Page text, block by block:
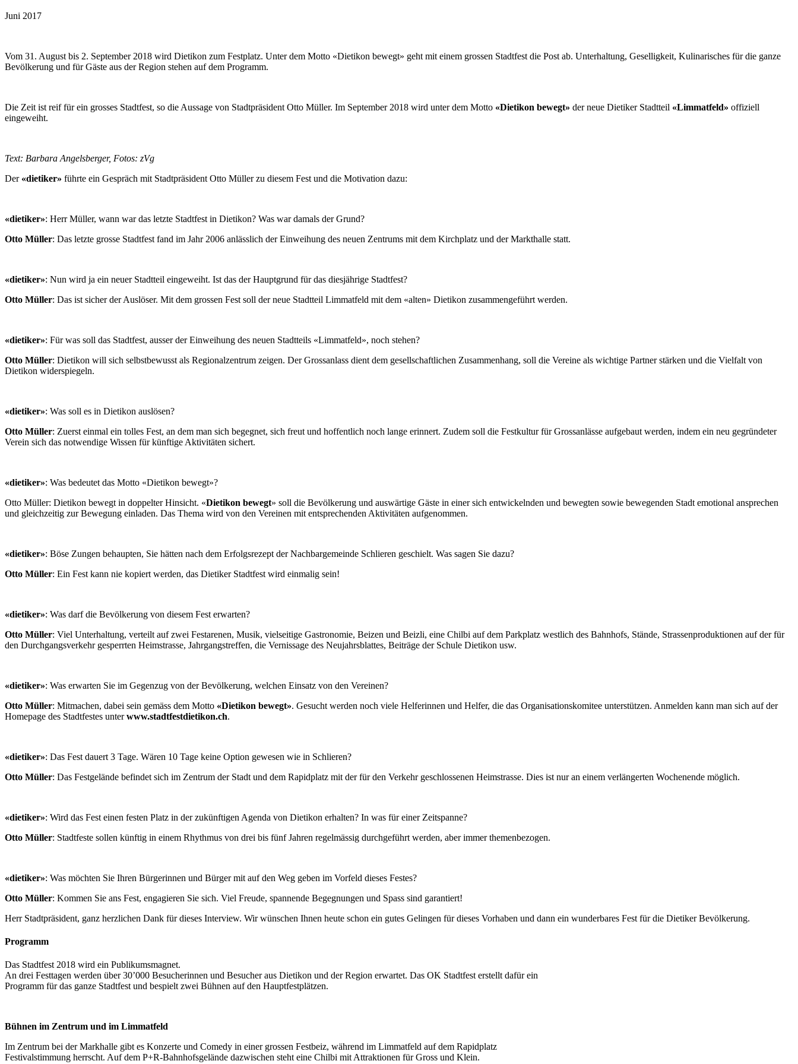
Juni 2017
Vom 31. August bis 2. September 2018 wird Dietikon zum Festplatz. Unter dem Motto «Dietikon bewegt» geht mit einem grossen Stadtfest die Post ab. Unterhaltung, Geselligkeit, Kulinarisches für die ganze
Bevölkerung und für Gäste aus der Region stehen auf dem Programm.
Die Zeit ist reif für ein grosses Stadtfest, so die Aussage von Stadtpräsident Otto Müller. Im September 2018 wird unter dem Motto «Dietikon bewegt» der neue Dietiker Stadtteil «Limmatfeld» offiziell
eingeweiht.
Text: Barbara Angelsberger, Fotos: zVg
Der «dietiker» führte ein Gespräch mit Stadtpräsident Otto Müller zu diesem Fest und die Motivation dazu:
«dietiker»: Herr Müller, wann war das letzte Stadtfest in Dietikon? Was war damals der Grund?
Otto Müller: Das letzte grosse Stadtfest fand im Jahr 2006 anlässlich der Einweihung des neuen Zentrums mit dem Kirchplatz und der Markthalle statt.
«dietiker»: Nun wird ja ein neuer Stadtteil eingeweiht. Ist das der Hauptgrund für das diesjährige Stadtfest?
Otto Müller: Das ist sicher der Auslöser. Mit dem grossen Fest soll der neue Stadtteil Limmatfeld mit dem «alten» Dietikon zusammengeführt werden.
«dietiker»: Für was soll das Stadtfest, ausser der Einweihung des neuen Stadtteils «Limmatfeld», noch stehen?
Otto Müller: Dietikon will sich selbstbewusst als Regionalzentrum zeigen. Der Grossanlass dient dem gesellschaftlichen Zusammenhang, soll die Vereine als wichtige Partner stärken und die Vielfalt von
Dietikon widerspiegeln.
«dietiker»: Was soll es in Dietikon auslösen?
Otto Müller: Zuerst einmal ein tolles Fest, an dem man sich begegnet, sich freut und hoffentlich noch lange erinnert. Zudem soll die Festkultur für Grossanlässe aufgebaut werden, indem ein neu gegründeter
Verein sich das notwendige Wissen für künftige Aktivitäten sichert.
«dietiker»: Was bedeutet das Motto «Dietikon bewegt»?
Otto Müller: Dietikon bewegt in doppelter Hinsicht. «Dietikon bewegt» soll die Bevölkerung und auswärtige Gäste in einer sich entwickelnden und bewegten sowie bewegenden Stadt emotional ansprechen
und gleichzeitig zur Bewegung einladen. Das Thema wird von den Vereinen mit entsprechenden Aktivitäten aufgenommen.
«dietiker»: Böse Zungen behaupten, Sie hätten nach dem Erfolgsrezept der Nachbargemeinde Schlieren geschielt. Was sagen Sie dazu?
Otto Müller: Ein Fest kann nie kopiert werden, das Dietiker Stadtfest wird einmalig sein!
«dietiker»: Was darf die Bevölkerung von diesem Fest erwarten?
Otto Müller: Viel Unterhaltung, verteilt auf zwei Festarenen, Musik, vielseitige Gastronomie, Beizen und Beizli, eine Chilbi auf dem Parkplatz westlich des Bahnhofs, Stände, Strassenproduktionen auf der für
den Durchgangsverkehr gesperrten Heimstrasse, Jahrgangstreffen, die Vernissage des Neujahrsblattes, Beiträge der Schule Dietikon usw.
«dietiker»: Was erwarten Sie im Gegenzug von der Bevölkerung, welchen Einsatz von den Vereinen?
Otto Müller: Mitmachen, dabei sein gemäss dem Motto «Dietikon bewegt». Gesucht werden noch viele Helferinnen und Helfer, die das Organisationskomitee unterstützen. Anmelden kann man sich auf der
Homepage des Stadtfestes unterwww.stadtfestdietikon.ch.
«dietiker»: Das Fest dauert 3 Tage. Wären 10 Tage keine Option gewesen wie in Schlieren?
Otto Müller: Das Festgelände befindet sich im Zentrum der Stadt und dem Rapidplatz mit der für den Verkehr geschlossenen Heimstrasse. Dies ist nur an einem verlängerten Wochenende möglich.
«dietiker»: Wird das Fest einen festen Platz in der zukünftigen Agenda von Dietikon erhalten? In was für einer Zeitspanne?
Otto Müller: Stadtfeste sollen künftig in einem Rhythmus von drei bis fünf Jahren regelmässig durchgeführt werden, aber immer themenbezogen.
«dietiker»: Was möchten Sie Ihren Bürgerinnen und Bürger mit auf den Weg geben im Vorfeld dieses Festes?
Otto Müller: Kommen Sie ans Fest, engagieren Sie sich. Viel Freude, spannende Begegnungen und Spass sind garantiert!
Herr Stadtpräsident, ganz herzlichen Dank für dieses Interview. Wir wünschen Ihnen heute schon ein gutes Gelingen für dieses Vorhaben und dann ein wunderbares Fest für die Dietiker Bevölkerung.
Programm
Das Stadtfest 2018 wird ein Publikumsmagnet.
An drei Festtagen werden über 30’000 Besucherinnen und Besucher aus Dietikon und der Region erwartet. Das OK Stadtfest erstellt dafür ein
Programm für das ganze Stadtfest und bespielt zwei Bühnen auf den Hauptfestplätzen.
Bühnen im Zentrum und im Limmatfeld
Im Zentrum bei der Markhalle gibt es Konzerte und Comedy in einer grossen Festbeiz, während im Limmatfeld auf dem Rapidplatz
Festivalstimmung herrscht. Auf dem P+R-Bahnhofsgelände dazwischen steht eine Chilbi mit Attraktionen für Gross und Klein.